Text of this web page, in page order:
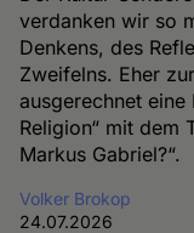
verdanken wir so
Denkens, des
Zweifelns. Eher
ausgerechnet eine
Religion“ mit dem
Markus Gabriel?“.
Volker Brokop
24.07.2026